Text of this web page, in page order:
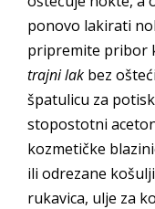
ponovo lakirati
pripremite pribor
trajni lak bez
špatulicu za
stopostotni
kozmetičke
ili odrezane
rukavica, ulje za